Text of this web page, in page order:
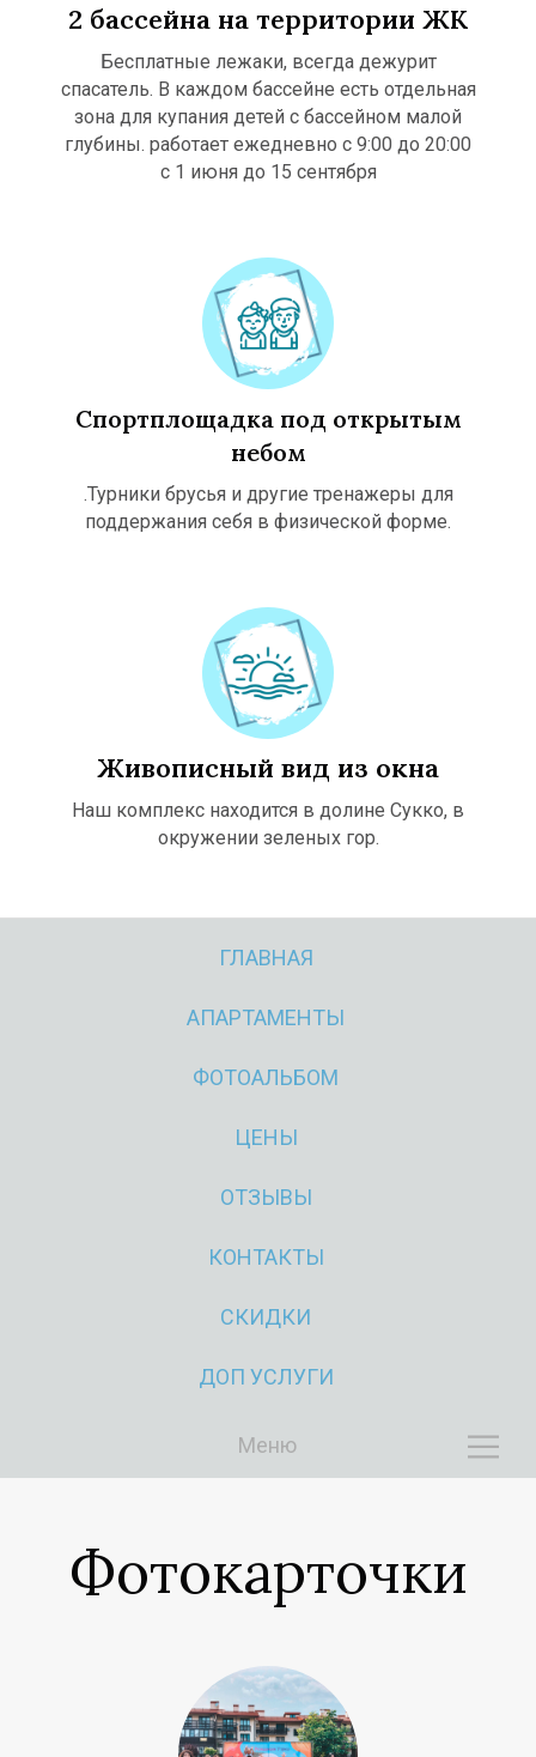
Ы
К
А
2 бассейна на территории ЖК
Бесплатные лежаки, всегда дежурит
спасатель. В каждом бассейне есть отдельная
зона для купания детей с бассейном малой
глубины. работает ежедневно с 9:00 до 20:00
с 1 июня до 15 сентября
Спортплощадка под открытым
небом
.Турники брусья и другие тренажеры для
поддержания себя в физической форме.
Живописный вид из окна
Наш комплекс находится в долине Сукко, в
окружении зеленых гор.
ГЛАВНАЯ
АПАРТАМЕНТЫ
ФОТОАЛЬБОМ
ЦЕНЫ
ОТЗЫВЫ
КОНТАКТЫ
СКИДКИ
ДОП УСЛУГИ
Меню
Ы
Ф
О
Фотокарточки
К
О
Н